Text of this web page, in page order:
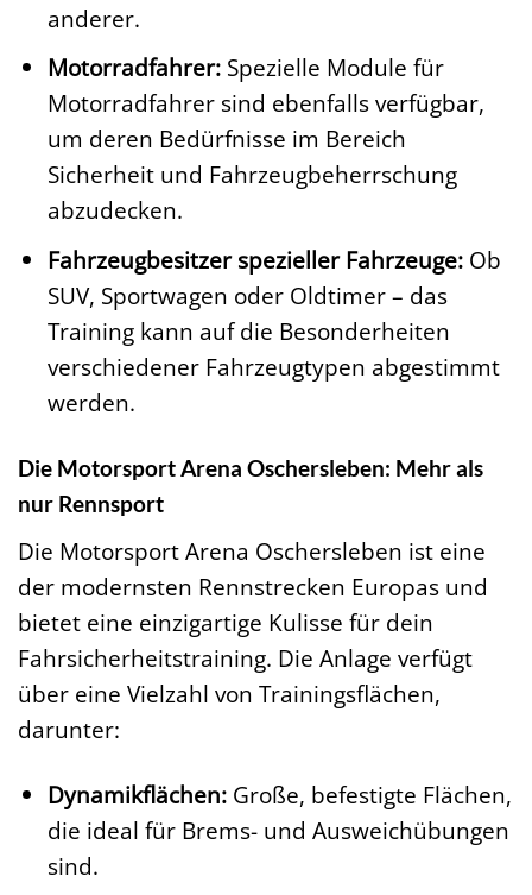
anderer.
Motorradfahrer:Spezielle Module für
Motorradfahrer sind ebenfalls verfügbar,
um deren Bedürfnisse im Bereich
Sicherheit und Fahrzeugbeherrschung
abzudecken.
Fahrzeugbesitzer spezieller Fahrzeuge:Ob
SUV, Sportwagen oder Oldtimer – das
Training kann auf die Besonderheiten
verschiedener Fahrzeugtypen abgestimmt
werden.
Die Motorsport Arena Oschersleben: Mehr als
nur Rennsport
Die Motorsport Arena Oschersleben ist eine
der modernsten Rennstrecken Europas und
bietet eine einzigartige Kulisse für dein
Fahrsicherheitstraining. Die Anlage verfügt
über eine Vielzahl von Trainingsflächen,
darunter:
Dynamikflächen:Große, befestigte Flächen,
die ideal für Brems- und Ausweichübungen
sind.